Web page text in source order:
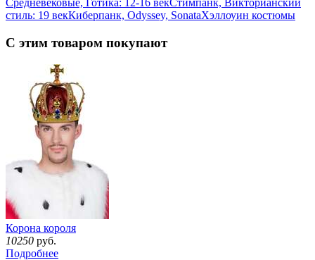
Средневековые, Готика: 12-16 векСтимпанк, Викторианский
стиль: 19 векКиберпанк, Odyssey, SonataХэллоуин костюмы
С этим товаром покупают
Корона короля
10250 руб.
Подробнее